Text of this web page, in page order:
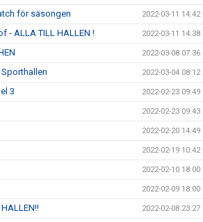
för säsongen 2022-03-11 14:42
- ALLA TILL HALLEN ! 2022-03-11 14:38
2022-03-08 07:36
2022-03-04 08:12
3 2022-02-23 09:49
2022-02-23 09:43
2022-02-20 14:49
2022-02-19 10:42
2022-02-10 18:00
2022-02-09 18:00
2022-02-08 23:27